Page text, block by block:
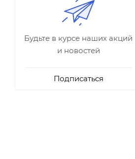
Будьте в курсе наших акций
и новостей
Подписаться